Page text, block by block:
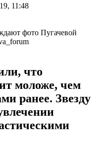
11:48
что
моложе, чем
ранее. Звезду